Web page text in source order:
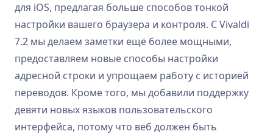
для iOS, предлагая больше способов тонкой
настройки вашего браузера и контроля. С Vivaldi
7.2 мы делаем заметки ещё более мощными,
предоставляем новые способы настройки
адресной строки и упрощаем работу с историей
переводов. Кроме того, мы добавили поддержку
девяти новых языков пользовательского
интерфейса, потому что веб должен быть